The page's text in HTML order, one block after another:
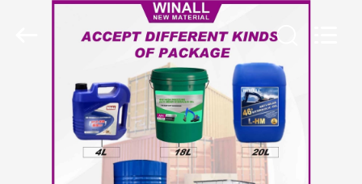
PRODUCTOS